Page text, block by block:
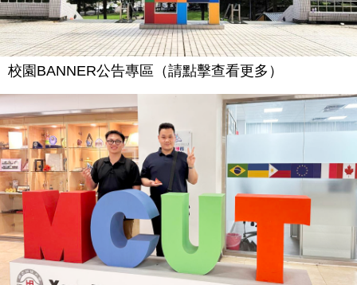
校園BANNER公告專區（請點擊查看更多）